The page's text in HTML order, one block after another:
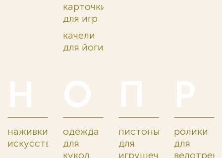
карточки
для игр
качели
для йоги
наживки
искусственные
одежда
для
кукол
пистоны
для
игрушечных
ролики
для